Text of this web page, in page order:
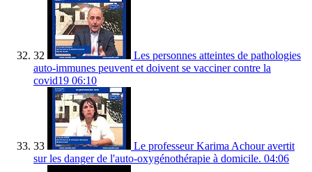
32
Les personnes atteintes de pathologies
auto-immunes peuvent et doivent se vacciner contre la
covid19 06:10
33
Le professeur Karima Achour avertit
sur les danger de l'auto-oxygénothérapie à domicile. 04:06